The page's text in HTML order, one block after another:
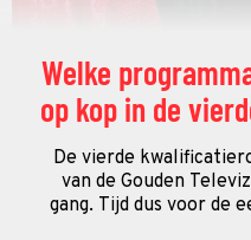
Welke
op kop in de
De vierde
van de Gouden
gang. Tijd dus voor de